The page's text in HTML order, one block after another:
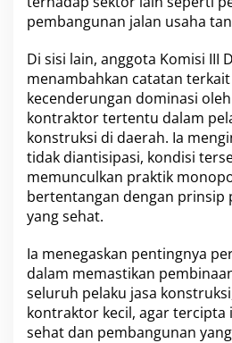
pembangunan jalan usaha
Di sisi lain, anggota Komisi III
menambahkan catatan
kecenderungan dominasi
kontraktor tertentu dalam
konstruksi di daerah. Ia
tidak diantisipasi, kondisi
memunculkan praktik
bertentangan dengan prinsip
yang sehat.
Ia menegaskan pentingnya
dalam memastikan
seluruh pelaku jasa
kontraktor kecil, agar tercipta
sehat dan pembangunan